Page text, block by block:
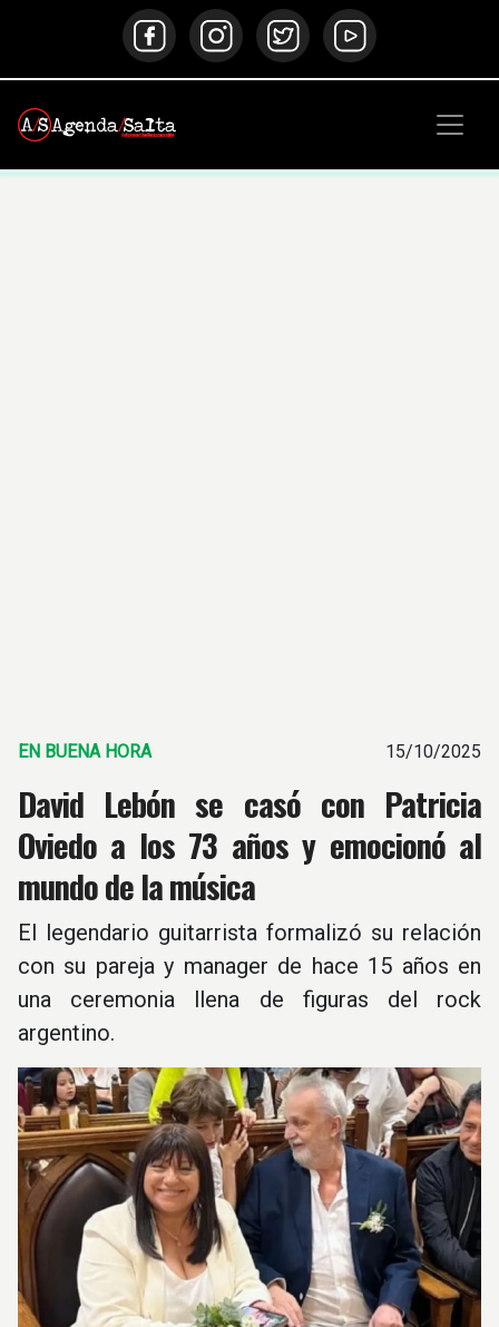
EN BUENA HORA 15/10/2025
David Lebón se casó con Patricia
Oviedo a los 73 años y emocionó al
mundo de la música
El legendario guitarrista formalizó su relación
con su pareja y manager de hace 15 años en
una ceremonia llena de figuras del rock
argentino.